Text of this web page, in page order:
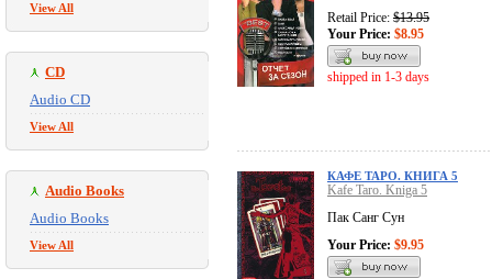
View All
CD
Audio CD
View All
Audio Books
Audio Books
View All
Retail Price: $13.95
Your Price: $8.95
shipped in 1-3 days
КАФЕ ТАРО. КНИГА 5
Kafe Taro. Kniga 5
Пак Санг Сун
Your Price: $9.95